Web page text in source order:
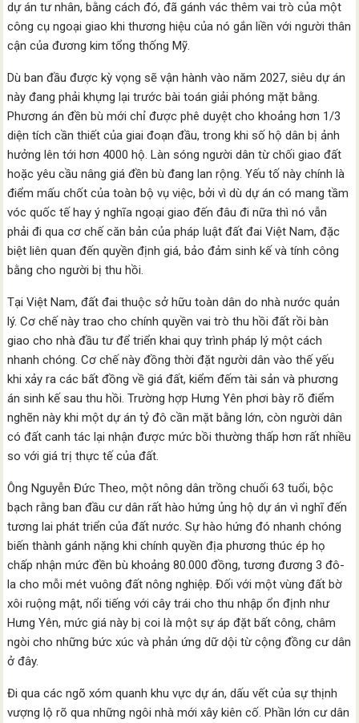
dự án tư nhân, bằng cách đó, đã gánh vác thêm vai trò của một
công cụ ngoại giao khi thương hiệu của nó gắn liền với người thân
cận của đương kim tổng thống Mỹ.
Dù ban đầu được kỳ vọng sẽ vận hành vào năm 2027, siêu dự án
này đang phải khựng lại trước bài toán giải phóng mặt bằng.
Phương án đền bù mới chỉ được phê duyệt cho khoảng hơn 1/3
diện tích cần thiết của giai đoạn đầu, trong khi số hộ dân bị ảnh
hưởng lên tới hơn 4000 hộ. Làn sóng người dân từ chối giao đất
hoặc yêu cầu nâng giá đền bù đang lan rộng. Yếu tố này chính là
điểm mấu chốt của toàn bộ vụ việc, bởi vì dù dự án có mang tầm
vóc quốc tế hay ý nghĩa ngoại giao đến đâu đi nữa thì nó vẫn
phải đi qua cơ chế căn bản của pháp luật đất đai Việt Nam, đặc
biệt liên quan đến quyền định giá, bảo đảm sinh kế và tính công
bằng cho người bị thu hồi.
Tại Việt Nam, đất đai thuộc sở hữu toàn dân do nhà nước quản
lý. Cơ chế này trao cho chính quyền vai trò thu hồi đất rồi bàn
giao cho nhà đầu tư để triển khai quy trình pháp lý một cách
nhanh chóng. Cơ chế này đồng thời đặt người dân vào thế yếu
khi xảy ra các bất đồng về giá đất, kiểm đếm tài sản và phương
án sinh kế sau thu hồi. Trường hợp Hưng Yên phơi bày rõ điểm
nghẽn này khi một dự án tỷ đô cần mặt bằng lớn, còn người dân
có đất canh tác lại nhận được mức bồi thường thấp hơn rất nhiều
so với giá trị thực tế của đất.
Ông Nguyễn Đức Theo, một nông dân trồng chuối 63 tuổi, bộc
bạch rằng ban đầu cư dân rất hào hứng ủng hộ dự án vì nghĩ đến
tương lai phát triển của đất nước. Sự hào hứng đó nhanh chóng
biến thành gánh nặng khi chính quyền địa phương thúc ép họ
chấp nhận mức đền bù khoảng 80.000 đồng, tương đương 3 đô-
la cho mỗi mét vuông đất nông nghiệp. Đối với một vùng đất bờ
xôi ruộng mật, nổi tiếng với cây trái cho thu nhập ổn định như
Hưng Yên, mức giá này bị coi là một sự áp đặt bất công, châm
ngòi cho những bức xúc và phản ứng dữ dội từ cộng đồng cư dân
ở đây.
Đi qua các ngõ xóm quanh khu vực dự án, dấu vết của sự thịnh
vượng lộ rõ qua những ngôi nhà mới xây kiên cố. Phần lớn cư dân